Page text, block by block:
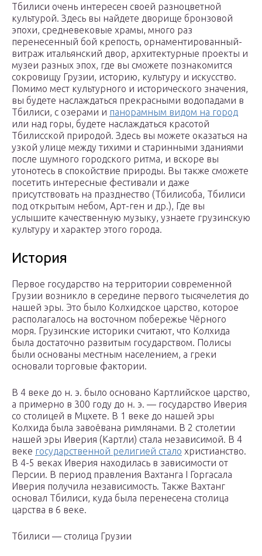
Тбилиси очень интересен своей разноцветной
культурой. Здесь вы найдете дворище бронзовой
эпохи, средневековые храмы, много раз
перенесенный бой крепость, орнаментированный-
витраж итальянский двор, архитектурные проекты и
музеи разных эпох, где вы сможете познакомится
сокровищу Грузии, историю, культуру и искусство.
Помимо мест культурного и исторического значения,
вы будете наслаждаться прекрасными водопадами в
Тбилиси, с озерами и панорамным видом на город
или над горы, будете наслаждаться красотой
Тбилисской природой. Здесь вы можете оказаться на
узкой улице между тихими и старинными зданиями
после шумного городского ритма, и вскоре вы
утонотесь в спокойствие природы. Вы также сможете
посетить интересные фестивали и даже
присутствовать на празднество (Тбилисоба, Тбилиси
под открытым небом, Арт-ген и др.), Где вы
услышите качественную музыку, узнаете грузинскую
культуру и характер этого города.
История
Первое государство на территории современной
Грузии возникло в середине первого тысячелетия до
нашей эры. Это было Колхидское царство, которое
располагалось на восточном побережье Чёрного
моря. Грузинские историки считают, что Колхида
была достаточно развитым государством. Полисы
были основаны местным населением, а греки
основали торговые фактории.
В 4 веке до н. э. было основано Картлийское царство,
а примерно в 300 году до н. э. — государство Иверия
со столицей в Мцхете. В 1 веке до нашей эры
Колхида была завоёвана римлянами. В 2 столетии
нашей эры Иверия (Картли) стала независимой. В 4
веке государственной религией стало христианство.
В 4-5 веках Иверия находилась в зависимости от
Персии. В период правления Вахтанга I Горгасала
Иверия получила независимость. Также Вахтанг
основал Тбилиси, куда была перенесена столица
царства в 6 веке.
Тбилиси — столица Грузии